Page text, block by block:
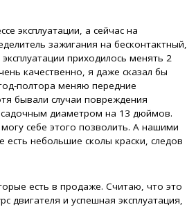
эксплуатации, а сейчас на
зажигания на бесконтактный,
приходилось менять 2
качественно, я даже сказал бы
полтора меняю передние
бывали случаи повреждения
диаметром на 13 дюймов.
себе этого позволить. А нашими
небольшие сколы краски, следов
есть в продаже. Считаю, что это
и успешная эксплуатация,